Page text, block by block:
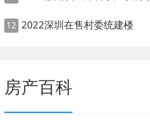
12 2022深圳在售村委统建楼
房产百科